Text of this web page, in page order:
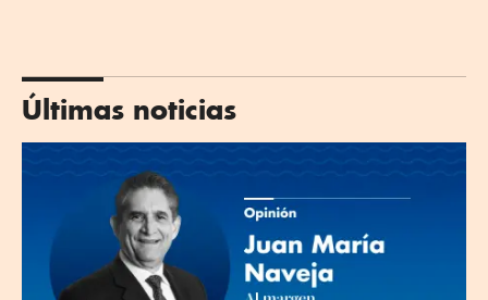
Últimas noticias